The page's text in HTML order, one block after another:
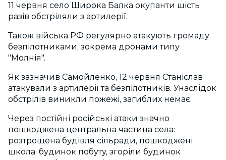
11 червня село Широка Балка окупанти шість
разів обстріляли з артилерії.
Також війська РФ регулярно атакують громаду
безпілотниками, зокрема дронами типу
"Молнія".
Як зазначив Самойленко, 12 червня Станіслав
атакували з артилерії та безпілотників. Унаслідок
обстрілів виникли пожежі, загиблих немає.
Через постійні російські атаки значно
пошкоджена центральна частина села:
розтрощена будівля сільради, пошкоджені
школа, будинок побуту, згоріли будинок